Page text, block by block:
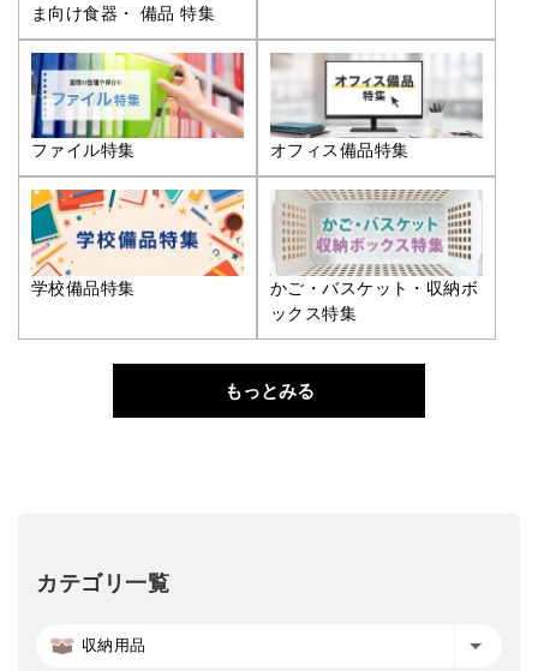
ま向け食器・ 備品 特集
ファイル特集 オフィス備品特集
学校備品特集
かご・バスケット・収納ボ
ックス特集
もっとみる
カテゴリ一覧
収納用品